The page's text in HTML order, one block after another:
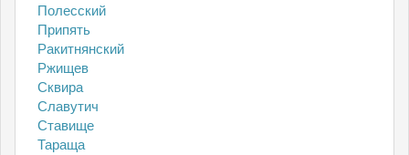
Полесский
Припять
Ракитнянский
Ржищев
Сквира
Славутич
Ставище
Тараща